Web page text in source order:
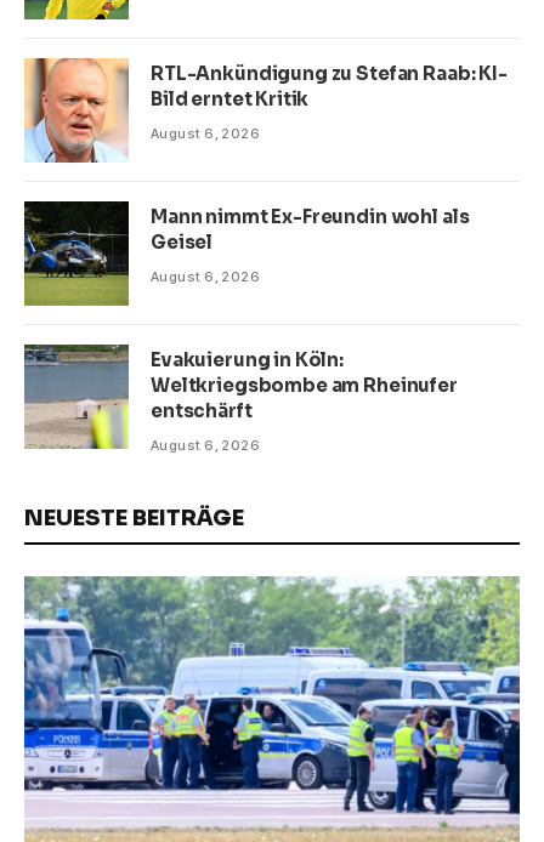
RTL-Ankündigung zu Stefan Raab: KI-
Bild erntet Kritik
August 6, 2026
Mann nimmt Ex-Freundin wohl als
Geisel
August 6, 2026
Evakuierung in Köln:
Weltkriegsbombe am Rheinufer
entschärft
August 6, 2026
NEUESTE BEITRÄGE